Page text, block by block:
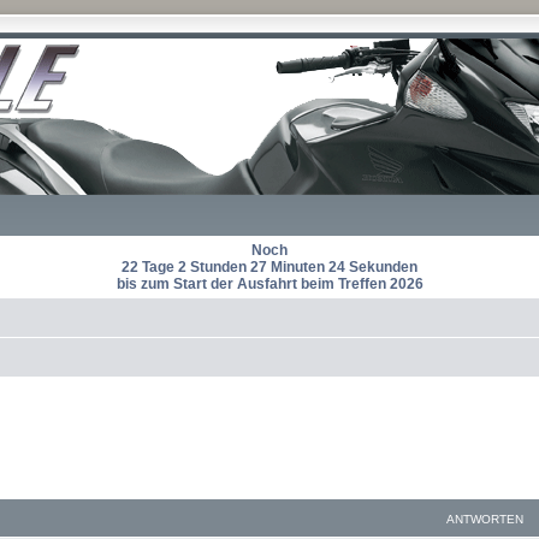
Noch
22 Tage 2 Stunden 27 Minuten 23 Sekunden
bis zum Start der Ausfahrt beim Treffen 2026
ANTWORTEN